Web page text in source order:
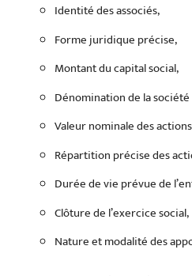
Identité des associés,
Forme juridique précise,
Montant du capital social,
Dénomination de la
Valeur nominale des
Répartition précise des
Durée de vie prévue de
Clôture de l’exercice social,
Nature et modalité des